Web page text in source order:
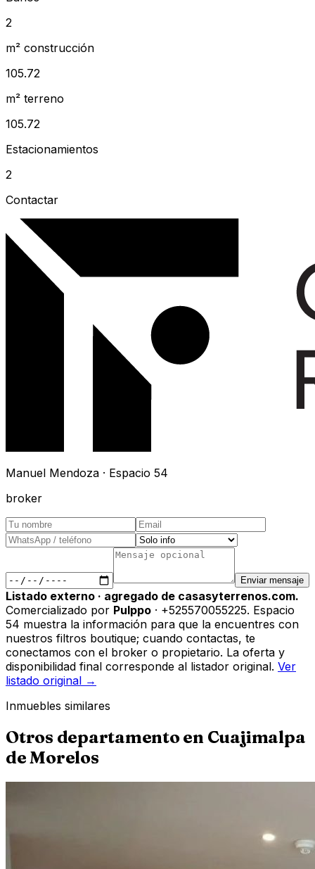
2
m² construcción
105.72
m² terreno
105.72
Estacionamientos
2
Contactar
Manuel Mendoza · Espacio 54
broker
Enviar mensaje
Listado externo · agregado de casasyterrenos.com.
Comercializado por Pulppo · +525570055225. Espacio
54 muestra la información para que la encuentres con
nuestros filtros boutique; cuando contactas, te
conectamos con el broker o propietario. La oferta y
disponibilidad final corresponde al listador original. Ver
listado original →
Inmuebles similares
Otros departamentoen Cuajimalpa
de Morelos